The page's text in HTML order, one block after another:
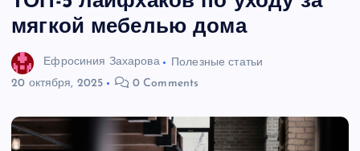
мягкой мебелью дома
Ефросиния Захарова
Полезные статьи
20 октября, 2025
0 Comments